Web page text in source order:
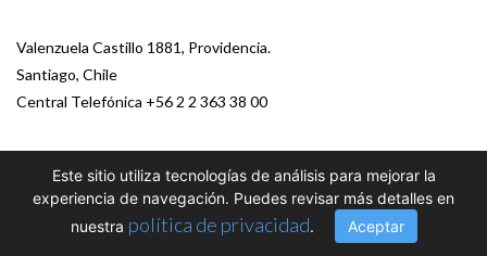
Valenzuela Castillo 1881, Providencia.
Santiago, Chile
Central Telefónica +56 2 2 363 38 00
© 2026 Paz Ciudadana
Este sitio utiliza tecnologías de análisis para mejorar la
experiencia de navegación. Puedes revisar más detalles en
nuestra política de privacidad. Aceptar